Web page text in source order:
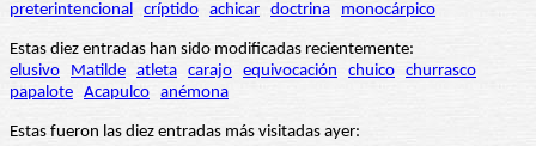
preterintencional críptido achicar doctrina monocárpico
Estas diez entradas han sido modificadas recientemente:
elusivo
Matilde atleta carajo equivocación chuico churrasco
papalote Acapulco anémona
Estas fueron las diez entradas más visitadas ayer: